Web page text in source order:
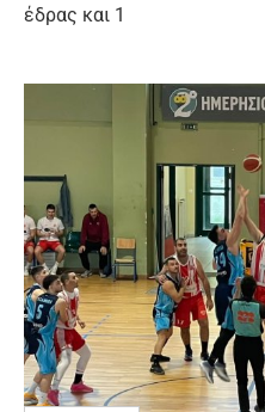
έδρας και 1